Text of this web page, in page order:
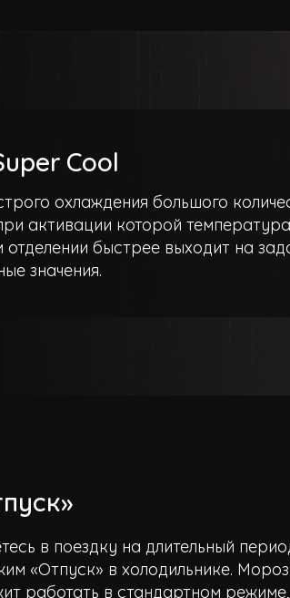
Cool
охлаждения большого
активации которой
отделении быстрее выходит на
значения.
в поездку на длительный
«Отпуск» в холодильнике.
работать в стандартном режиме,